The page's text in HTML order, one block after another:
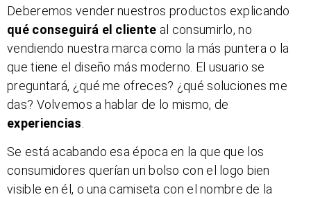
Deberemos vender nuestros productos explicando
qué conseguirá el cliente al consumirlo, no
vendiendo nuestra marca como la más puntera o la
que tiene el diseño más moderno. El usuario se
preguntará, ¿qué me ofreces? ¿qué soluciones me
das? Volvemos a hablar de lo mismo, de
experiencias
Se está acabando esa época en la que que los
consumidores querían un bolso con el logo bien
visible en él, o una camiseta con el nombre de la